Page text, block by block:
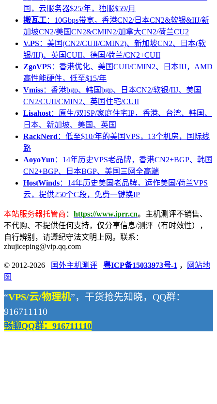
国，云服务器$25/年，独服$59/月
搬瓦工：10Gbps带宽，香港CN2/日本CN2&软银&IIJ/新
加坡CN2/美国CN2&CMIN2/加拿大CN2/荷兰CU2
V.PS：美国(CN2/CUII/CMIN2)、新加坡CN2、日本(软
银/IIJ)、英国CUII、德国/荷兰/CN2+CUII
ZgoVPS：香港优化、美国CUII/CMIN2、日本IIJ，AMD
高性能硬件，低至$15/年
Vmiss：香港bgp、韩国bgp、日本CN2/软银/IIJ、美国
CN2/CUII/CMIN2、英国住宅/CUII
Lisahost：原生/双ISP/家庭住宅IP，香港、台湾、韩国、
日本、新加坡、美国、英国
RackNerd ：低至$10/年的美国VPS，13个机房，国际线
路
AoyoYun ：14年历史VPS老品牌，香港CN2+BGP、韩国
CN2+BGP、日本BGP、美国三网全高端
HostWinds：14年历史美国老品牌，运作美国/荷兰VPS
云，提供250个C段，免费一键换IP
本站服务器托管商 ： https://www.iprr.cn。主机测评不销售、
不代购、不提供任何支持，仅分享信息/测评（有时效性），
自行辨别，请遵纪守法文明上网。联系：
zhujiceping@vip.qq.com
© 2012-2026 国外主机测评 粤ICP备15033973号-1 ，
网站地
图
“VPS/云/物理机”，干货抢先知晓，QQ群：
916711110
畅聊QQ群：916711110